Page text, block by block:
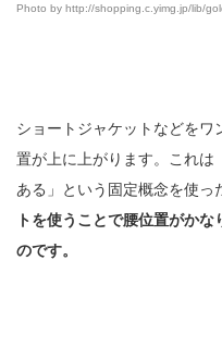
Photo by http://shopping.c.yimg.jp/lib/
ショートジャケットなどをワ
置が上に上がります。これは
ある」という固定概念を使っ
トを使うことで腰位置がか
のです。